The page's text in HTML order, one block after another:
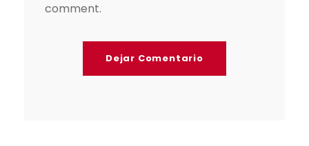
comment.